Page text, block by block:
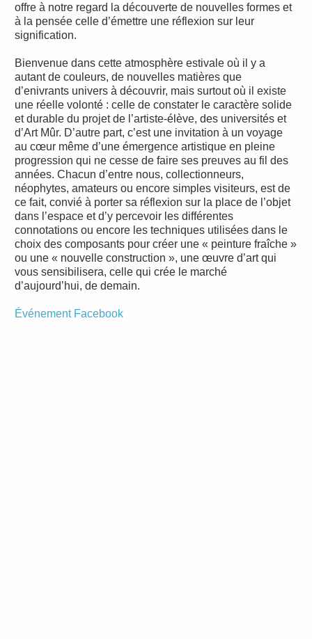
offre à notre regard la découverte de nouvelles formes et
à la pensée celle d’émettre une réflexion sur leur
signification.
Bienvenue dans cette atmosphère estivale où il y a
autant de couleurs, de nouvelles matières que
d’enivrants univers à découvrir, mais surtout où il existe
une réelle volonté : celle de constater le caractère solide
et durable du projet de l’artiste-élève, des universités et
d’Art Mûr. D’autre part, c’est une invitation à un voyage
au cœur même d’une émergence artistique en pleine
progression qui ne cesse de faire ses preuves au fil des
années. Chacun d’entre nous, collectionneurs,
néophytes, amateurs ou encore simples visiteurs, est de
ce fait, convié à porter sa réflexion sur la place de l’objet
dans l’espace et d’y percevoir les différentes
connotations ou encore les techniques utilisées dans le
choix des composants pour créer une « peinture fraîche »
ou une « nouvelle construction », une œuvre d’art qui
vous sensibilisera, celle qui crée le marché
d’aujourd’hui, de demain.
Événement Facebook